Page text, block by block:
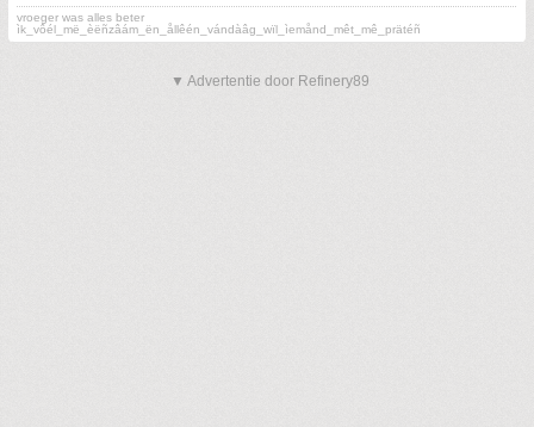
vroeger was alles beter
ìk_vôél_më_èëñzâám_ën_ållêén_v­ándàâg_wïl_ìemånd_mêt_mê_präté­ñ
▼ Advertentie door Refinery89